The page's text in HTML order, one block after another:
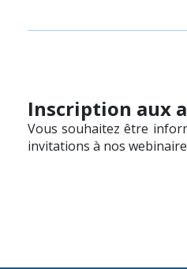
Inscription aux
Vous souhaitez être
invitations à nos